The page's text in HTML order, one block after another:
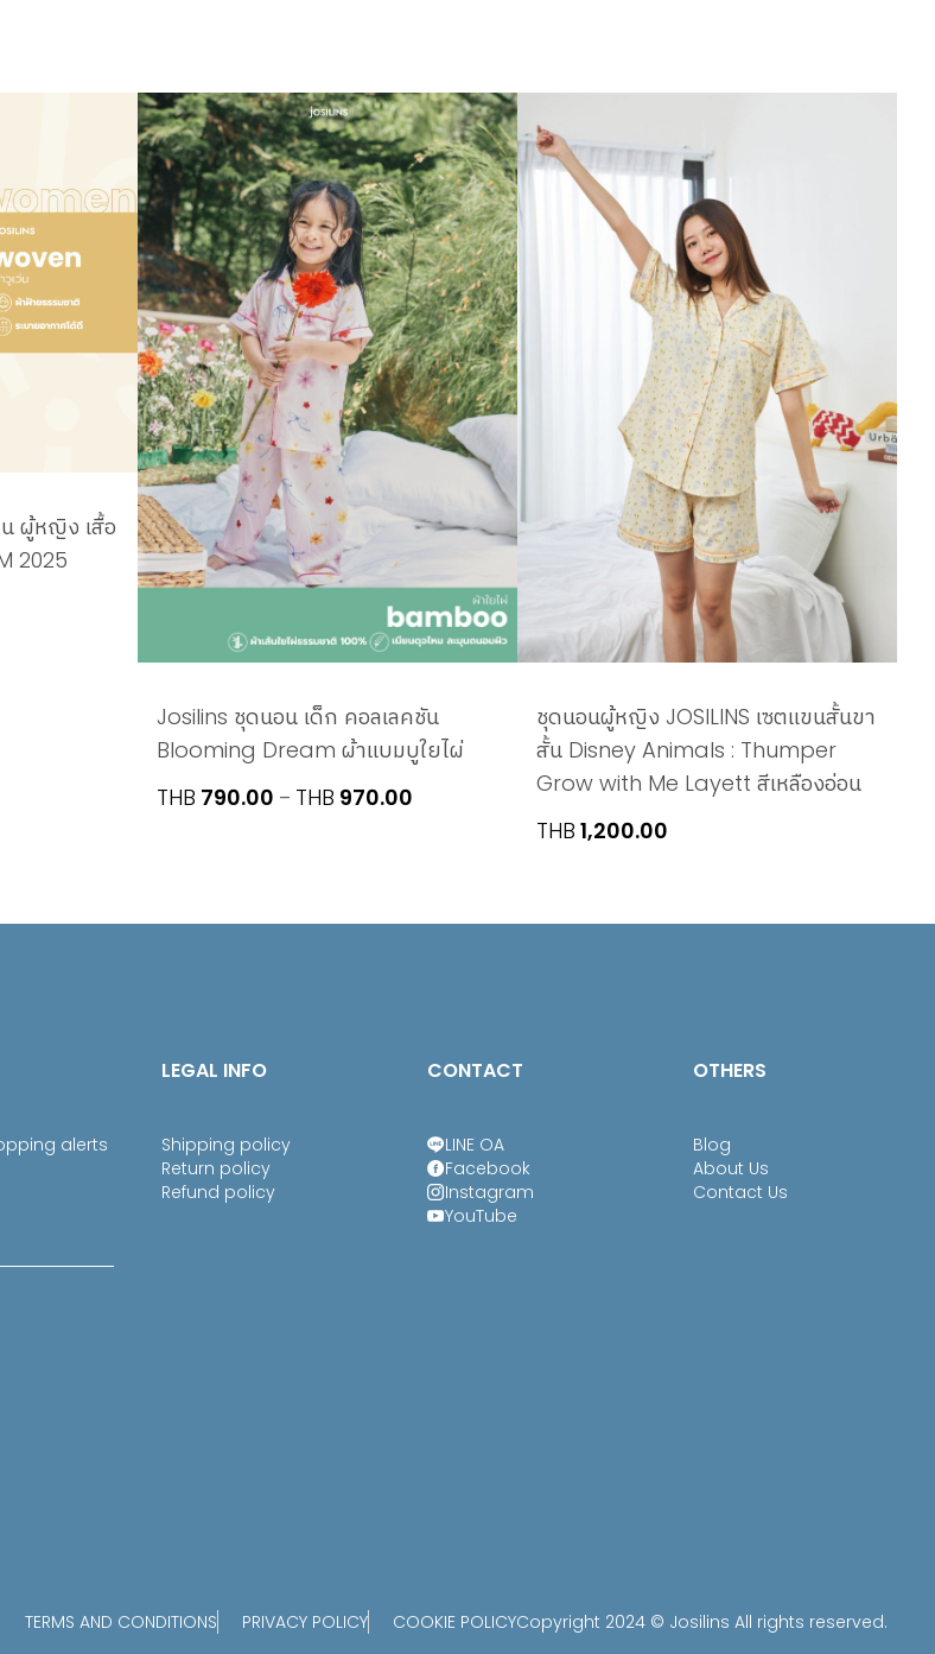
ผู้หญิง เสื้อ
2025
Josilins ชุดนอน เด็ก คอลเลคชัน
Blooming Dream ผ้าแบมบูใยไผ่
THB 790.00 – THB 970.00
ชุดนอนผู้หญิง JOSILINS เซตแขนสั้นขา
สั้น Disney Animals : Thumper
Grow with Me Layett สีเหลืองอ่อน
THB 1,200.00
alerts
LEGAL INFO
Shipping policy
Return policy
Refund policy
CONTACT
LINE OA
Facebook
Instagram
YouTube
OTHERS
Blog
About Us
Contact Us
TERMS AND CONDITIONS PRIVACY POLICY COOKIE POLICYCopyright 2024 © Josilins All rights reserved.